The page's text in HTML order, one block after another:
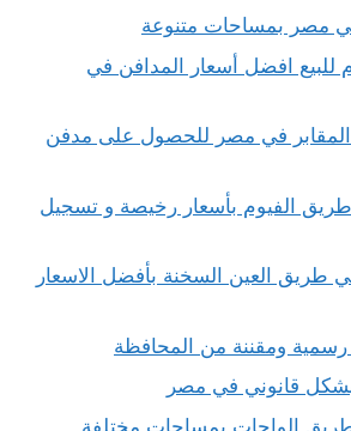
مصر بمساحات متنوعة
للبيع افضل أسعار المدافن في
في مصر للحصول على مدفن
الفيوم بأسعار رخيصة و تسجيل
طريق العين السخنة بأفضل الاسعار
رسمية ومقننة من المحافظة
قانوني في مصر
الواحات بمساحات مختلفة